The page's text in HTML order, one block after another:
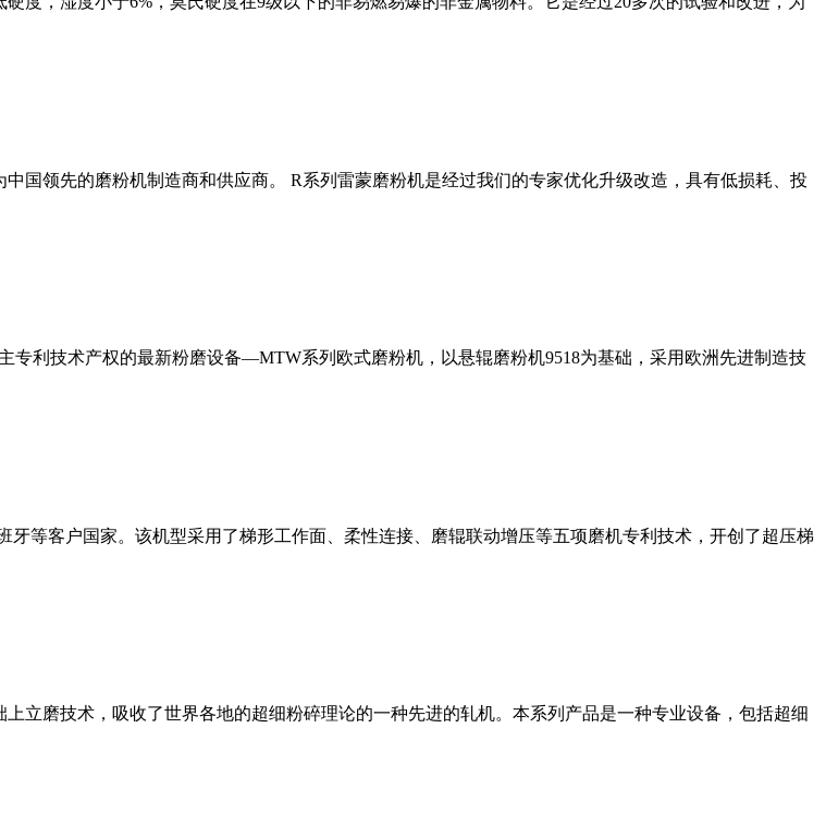
国领先的磨粉机制造商和供应商。 R系列雷蒙磨粉机是经过我们的专家优化升级改造，具有低损耗、投
利技术产权的最新粉磨设备—MTW系列欧式磨粉机，以悬辊磨粉机9518为基础，采用欧洲先进制造技
等客户国家。该机型采用了梯形工作面、柔性连接、磨辊联动增压等五项磨机专利技术，开创了超压梯
立磨技术，吸收了世界各地的超细粉碎理论的一种先进的轧机。本系列产品是一种专业设备，包括超细